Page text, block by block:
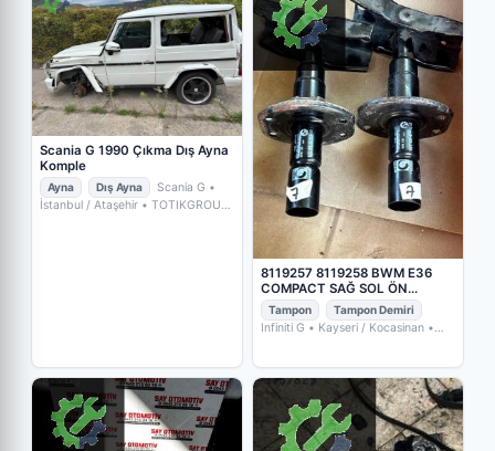
Scania G 1990 Çıkma Dış Ayna
Komple
Ayna Dış Ayna Scania G •
İstanbul / Ataşehir • TOTIKGROUP
8119257 8119258 BWM E36
COMPACT SAĞ SOL ÖN
TAMPON DEMİRİ (2. Adet)
Tampon Tampon Demiri
Infiniti G • Kayseri / Kocasinan •